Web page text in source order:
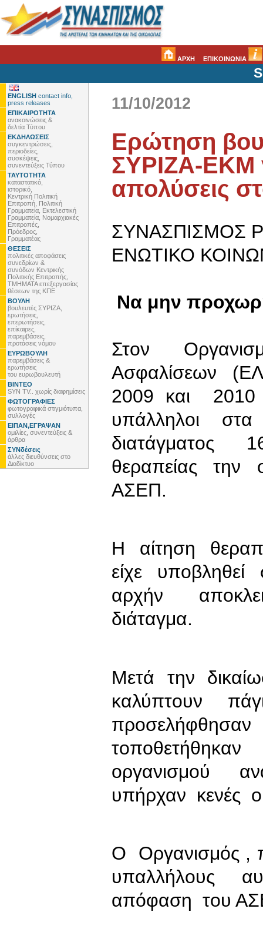
ΑΡΧΗ ΕΠΙΚΟΙΝΩΝΙΑ
ENGLISH contact info,
press releases
ΕΠΙΚΑΙΡΟΤΗΤΑ
ανακοινώσεις &
δελτία Τύπου
ΕΚΔΗΛΩΣΕΙΣ
συγκεντρώσεις,
περιοδείες,
συσκέψεις,
συνεντεύξεις Τύπου
ΤΑΥΤΟΤΗΤΑ
καταστατικό,
ιστορικό,
Κεντρική Πολιτική
Επιτροπή, Πολιτική
Γραμματεία, Εκτελεστική
Γραμματεία, Νομαρχιακές
Επιτροπές,
Πρόεδρος,
Γραμματέας
ΘΕΣΕΙΣ
πολιτικές αποφάσεις
συνεδρίων &
συνόδων Κεντρικής
Πολιτικής Επιτροπής,
ΤΜΗΜΑΤΑ επεξεργασίας
θέσεων της ΚΠΕ
ΒΟΥΛΗ
βουλευτές ΣΥΡΙΖΑ,
ερωτήσεις,
επερωτήσεις,
επίκαιρες,
παρεμβάσεις,
προτάσεις νόμου
ΕΥΡΩΒΟΥΛΗ
παρεμβάσεις &
ερωτήσεις
του ευρωβουλευτή
ΒΙΝΤΕΟ
SYN TV.. χωρίς διαφημίσεις
ΦΩΤΟΓΡΑΦΙΕΣ
φωτογραφικά στιγμιότυπα,
συλλογές
ΕΙΠΑΝ,ΕΓΡΑΨΑΝ
ομιλίες, συνεντεύξεις &
άρθρα
ΣΥΝδέσεις
άλλες διευθύνσεις στο
Διαδίκτυο
11/10/2012
Ερώτηση
ΣΥΡΙΖΑ-ΕΚΜ
απολύσεις
ΣΥΝΑΣΠΙΣΜΟΣ
ΕΝΩΤΙΚΟ
Να μην
Στον
Ασφαλίσεων
2009 και 2010
υπάλληλοι
διατάγματος
θεραπείας την
ΑΣΕΠ.
Η αίτηση
είχε
αρχήν
διάταγμα.
Μετά την
καλύπτουν
οργανισμού
υπήρχαν κενές
Ο Οργανισμός ,
υπαλλήλους
απόφαση του